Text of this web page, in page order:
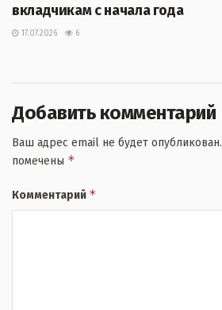
вкладчикам с начала года
17.07.2026 6
Добавить комментарий
Ваш адрес email не будет опубликован.
помечены *
Комментарий *